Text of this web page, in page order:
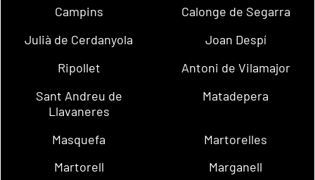
Campins
Calonge de Segarra
Julià de Cerdanyola
Joan Despí
Ripollet
Antoni de Vilamajor
Sant Andreu de
Llavaneres
Matadepera
Masquefa
Martorelles
Martorell
Marganell